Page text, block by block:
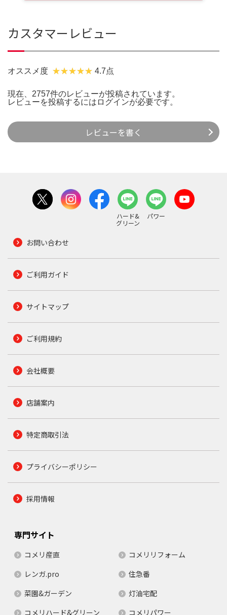
カスタマーレビュー
オススメ度 4.7点
現在、2757件のレビューが投稿されています。
レビューを投稿するには ログインが必要です。
レビューを書く
ハード&
グリーン
パワー
お問い合わせ
ご利用ガイド
サイトマップ
ご利用規約
会社概要
店舗案内
特定商取引法
プライバシーポリシー
採用情報
専門サイト
コメリ産直
コメリリフォーム
レンガ.pro
住急番
菜園&ガーデン
灯油宅配
コメリハード&グリーン
コメリパワー